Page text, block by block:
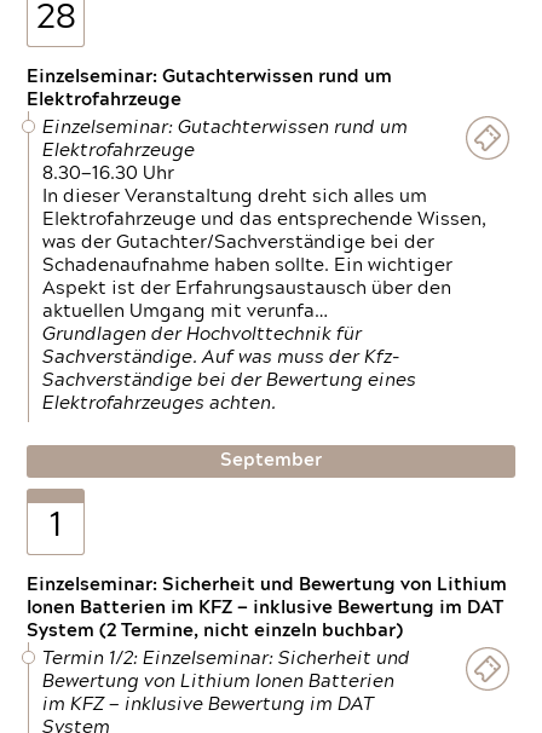
28
Einzelseminar: Gutachterwissen rund um
Elektrofahrzeuge
Einzelseminar: Gutachterwissen rund um
Elektrofahrzeuge
8.30—16.30 Uhr
In dieser Veranstaltung dreht sich alles um
Elektrofahrzeuge und das entsprechende Wissen,
was der Gutachter/Sachverständige bei der
Schadenaufnahme haben sollte. Ein wichtiger
Aspekt ist der Erfahrungsaustausch über den
aktuellen Umgang mit verunfa…
Grundlagen der Hochvolttechnik für
Sachverständige. Auf was muss der Kfz-
Sachverständige bei der Bewertung eines
Elektrofahrzeuges achten.
September
1
Einzelseminar: Sicherheit und Bewertung von Lithium
Ionen Batterien im KFZ — inklusive Bewertung im DAT
System (2 Termine, nicht einzeln buchbar)
Termin 1/2: Einzelseminar: Sicherheit und
Bewertung von Lithium Ionen Batterien
im KFZ — inklusive Bewertung im DAT
System